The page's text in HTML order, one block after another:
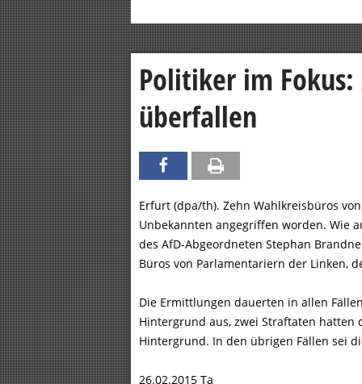
Politiker im
überfallen
Erfurt (dpa/th). Zehn Wahlkreisbüros
Unbekannten angegriffen worden. Wie
des AfD-Abgeordneten Stephan
Büros von Parlamentariern der Linken,
Die Ermittlungen dauerten in allen
Hintergrund aus, zwei Straftaten hatten
Hintergrund. In den übrigen Fällen sei
26.02.2015 Ta